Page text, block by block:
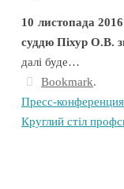
10 листопада
суддю Піхур О.В.
далі буде…
Bookmark.
Пресс-
Круглий стіл